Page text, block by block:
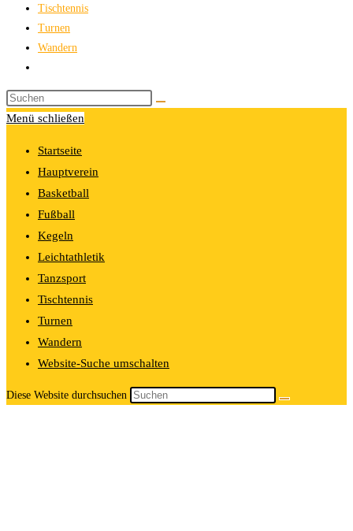
Tischtennis
Turnen
Wandern
Diese Website durchsuchen
Menü schließen
Startseite
Hauptverein
Basketball
Fußball
Kegeln
Leichtathletik
Tanzsport
Tischtennis
Turnen
Wandern
Website-Suche umschalten
Diese Website durchsuchen